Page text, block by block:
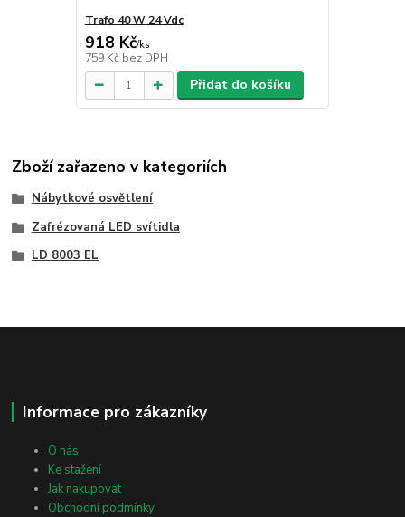
Trafo 40 W 24 Vdc
918 Kč/ks
759 Kč bez DPH
Přidat do košíku
Zboží zařazeno v kategoriích
Nábytkové osvětlení
Zafrézovaná LED svítidla
LD 8003 EL
Informace pro zákazníky
O nás
Ke stažení
Jak nakupovat
Obchodní podmínky